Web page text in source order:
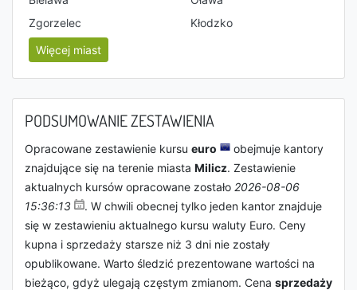
Zgorzelec
Kłodzko
Więcej miast
PODSUMOWANIE ZESTAWIENIA
Opracowane zestawienie kursu euro
obejmuje kantory
znajdujące się na terenie miasta Milicz. Zestawienie
aktualnych kursów opracowane zostało 2026-08-06
15:36:13
. W chwili obecnej tylko jeden kantor znajduje
się w zestawieniu aktualnego kursu waluty Euro. Ceny
kupna i sprzedaży starsze niż 3 dni nie zostały
opublikowane. Warto śledzić prezentowane wartości na
bieżąco, gdyż ulegają częstym zmianom. Cena sprzedaży